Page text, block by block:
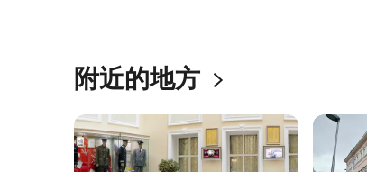
附近的地方